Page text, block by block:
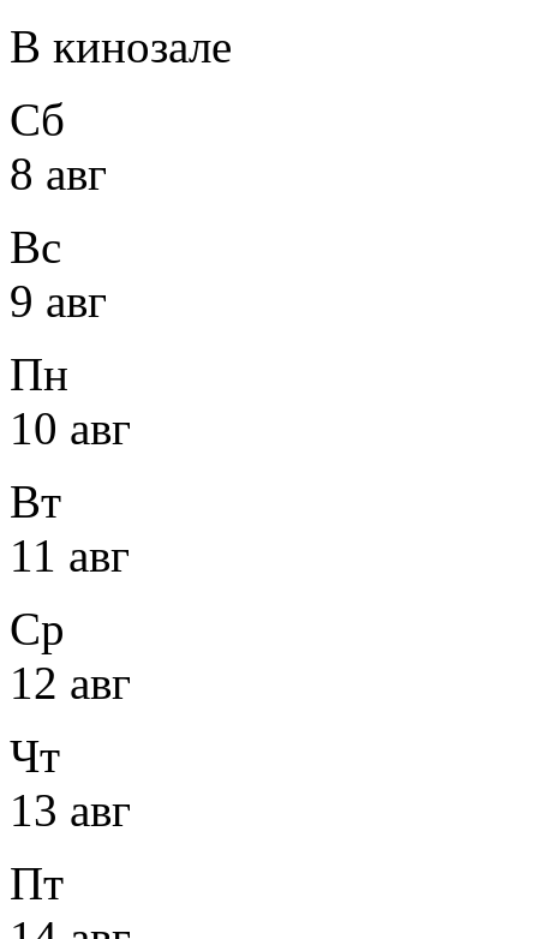
В кинозале
Сб
8 авг
Вс
9 авг
Пн
10 авг
Вт
11 авг
Ср
12 авг
Чт
13 авг
Пт